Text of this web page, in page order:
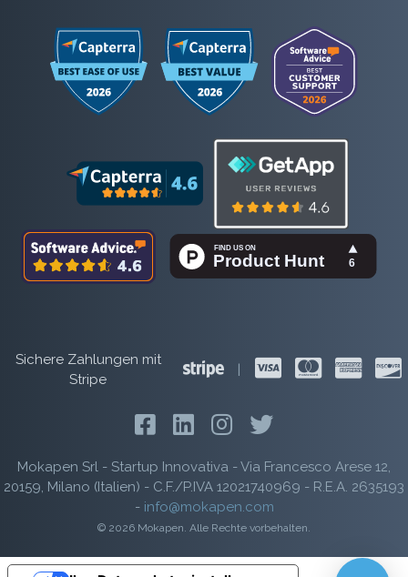
Sichere Zahlungen mit
Stripe
|
Mokapen Srl - Startup Innovativa - Via Francesco Arese 12,
20159, Milano (Italien) - C.F./P.IVA 12021740969 - R.E.A. 2635193
- info@mokapen.com
© 2026 Mokapen. Alle Rechte vorbehalten.